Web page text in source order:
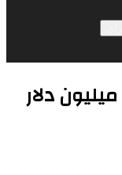
تجارت ایران و عربستان به ۲۳ میلیون دلار